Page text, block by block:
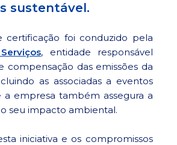
sustentável.
certificação foi conduzido pela
, entidade responsável
compensação das emissões da
as associadas a eventos
a empresa também assegura a
seu impacto ambiental.
iniciativa e os compromissos